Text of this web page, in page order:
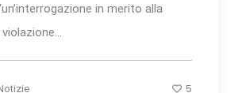
in merito alla
5